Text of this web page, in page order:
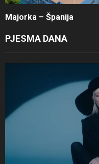
Majorka – Španija
PJESMA DANA